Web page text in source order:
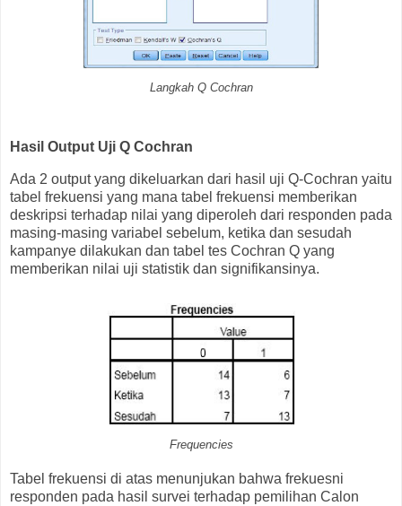
Langkah Q Cochran
Hasil Output Uji Q Cochran
Ada 2 output yang dikeluarkan dari hasil uji Q-Cochran yaitu
tabel frekuensi yang mana tabel frekuensi memberikan
deskripsi terhadap nilai yang diperoleh dari responden pada
masing-masing variabel sebelum, ketika dan sesudah
kampanye dilakukan dan tabel tes Cochran Q yang
memberikan nilai uji statistik dan signifikansinya.
Frequencies
Tabel frekuensi di atas menunjukan bahwa frekuesni
responden pada hasil survei terhadap pemilihan Calon